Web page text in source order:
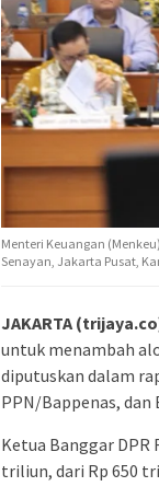
Menteri Keuangan
Senayan, Jakarta Pusat,
JAKARTA
untuk menambah
diputuskan dalam
PPN/Bappenas, dan
Ketua Banggar DPR
triliun, dari Rp 650